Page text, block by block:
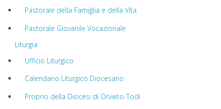
Pastorale della Famiglia e della Vita
Pastorale Giovanile Vocazionale
Liturgia
Ufficio Liturgico
Calendario Liturgico Diocesano
Proprio della Diocesi di Orvieto-Todi